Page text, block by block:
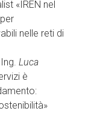
«IREN nel
nelle reti di
Luca
è